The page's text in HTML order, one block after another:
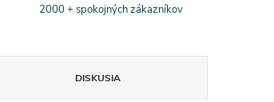
2000 + spokojných zákazníkov
DISKUSIA